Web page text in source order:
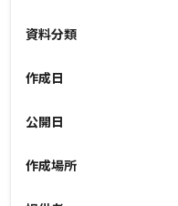
資料分類
作成日
公開日
作成場所